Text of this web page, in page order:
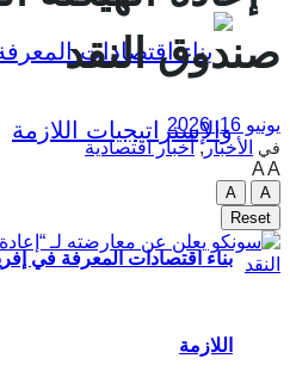
بناء اقتصادات المعرفة في
اللازمة
صندوق النقد
يونيو 16, 2026
في الأخبار,أخبار اقتصادية
AA
A
A
Reset